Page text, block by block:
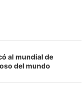
al mundial de
del mundo